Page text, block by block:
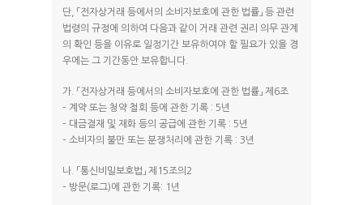
단, 「전자상거래 등에서의 소비자보호에 관한 법률」 등 관련
법령의 규정에 의하여 다음과 같이 거래 관련 권리 의무 관계
의 확인 등을 이유로 일정기간 보유하여야 할 필요가 있을 경
우에는 그 기간동안 보유합니다.
가. 「전자상거래 등에서의 소비자보호에 관한 법률」 제6조
– 계약 또는 청약 철회 등에 관한 기록 : 5년
– 대금결재 및 재화 등의 공급에 관한 기록 : 5년
– 소비자의 불만 또는 분쟁처리에 관한 기록 : 3년
나. 「통신비밀보호법」 제15조의2
– 방문(로그)에 관한 기록: 1년